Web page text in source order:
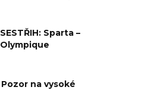
SESTŘIH: Sparta –
Olympique
Pozor na vysoké